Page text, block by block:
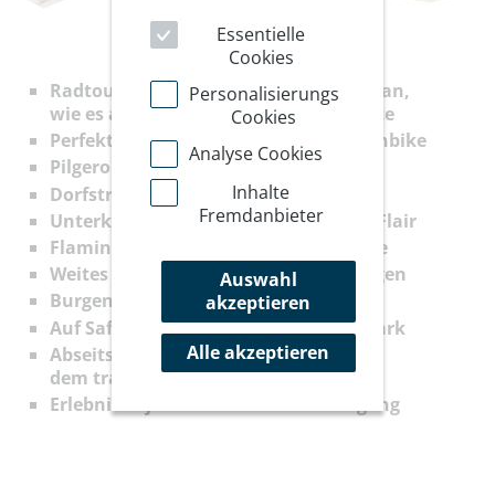
Radtour für aktive Biker durch Rajastan,
wie es authentischer nicht sein könnte
Perfekt für Trekkingrad und Mountainbike
Pilgerort Pushkar und die Perle Dausa
Dorfstraßen, Feldwege, kleine Märkte
Unterkünfte mit Geschichte und mit Flair
Flamingos an Indiens größtem Salzsee
Weites Land und herzliche Begegnungen
Burgen, Tempel, prunkvolle Paläste
Auf Safari im Rathambore-Nationalpark
Abseits der klassischen Routen
dem traditionellen Leben nachspüren
Erlebnis Taj Mahal zum Sonnenaufgang
Essentielle
Cookies
Personalisierungs
Cookies
Analyse Cookies
Inhalte
Fremdanbieter
Auswahl
akzeptieren
Alle akzeptieren